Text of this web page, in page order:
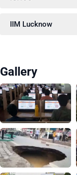
IIM Lucknow
Gallery